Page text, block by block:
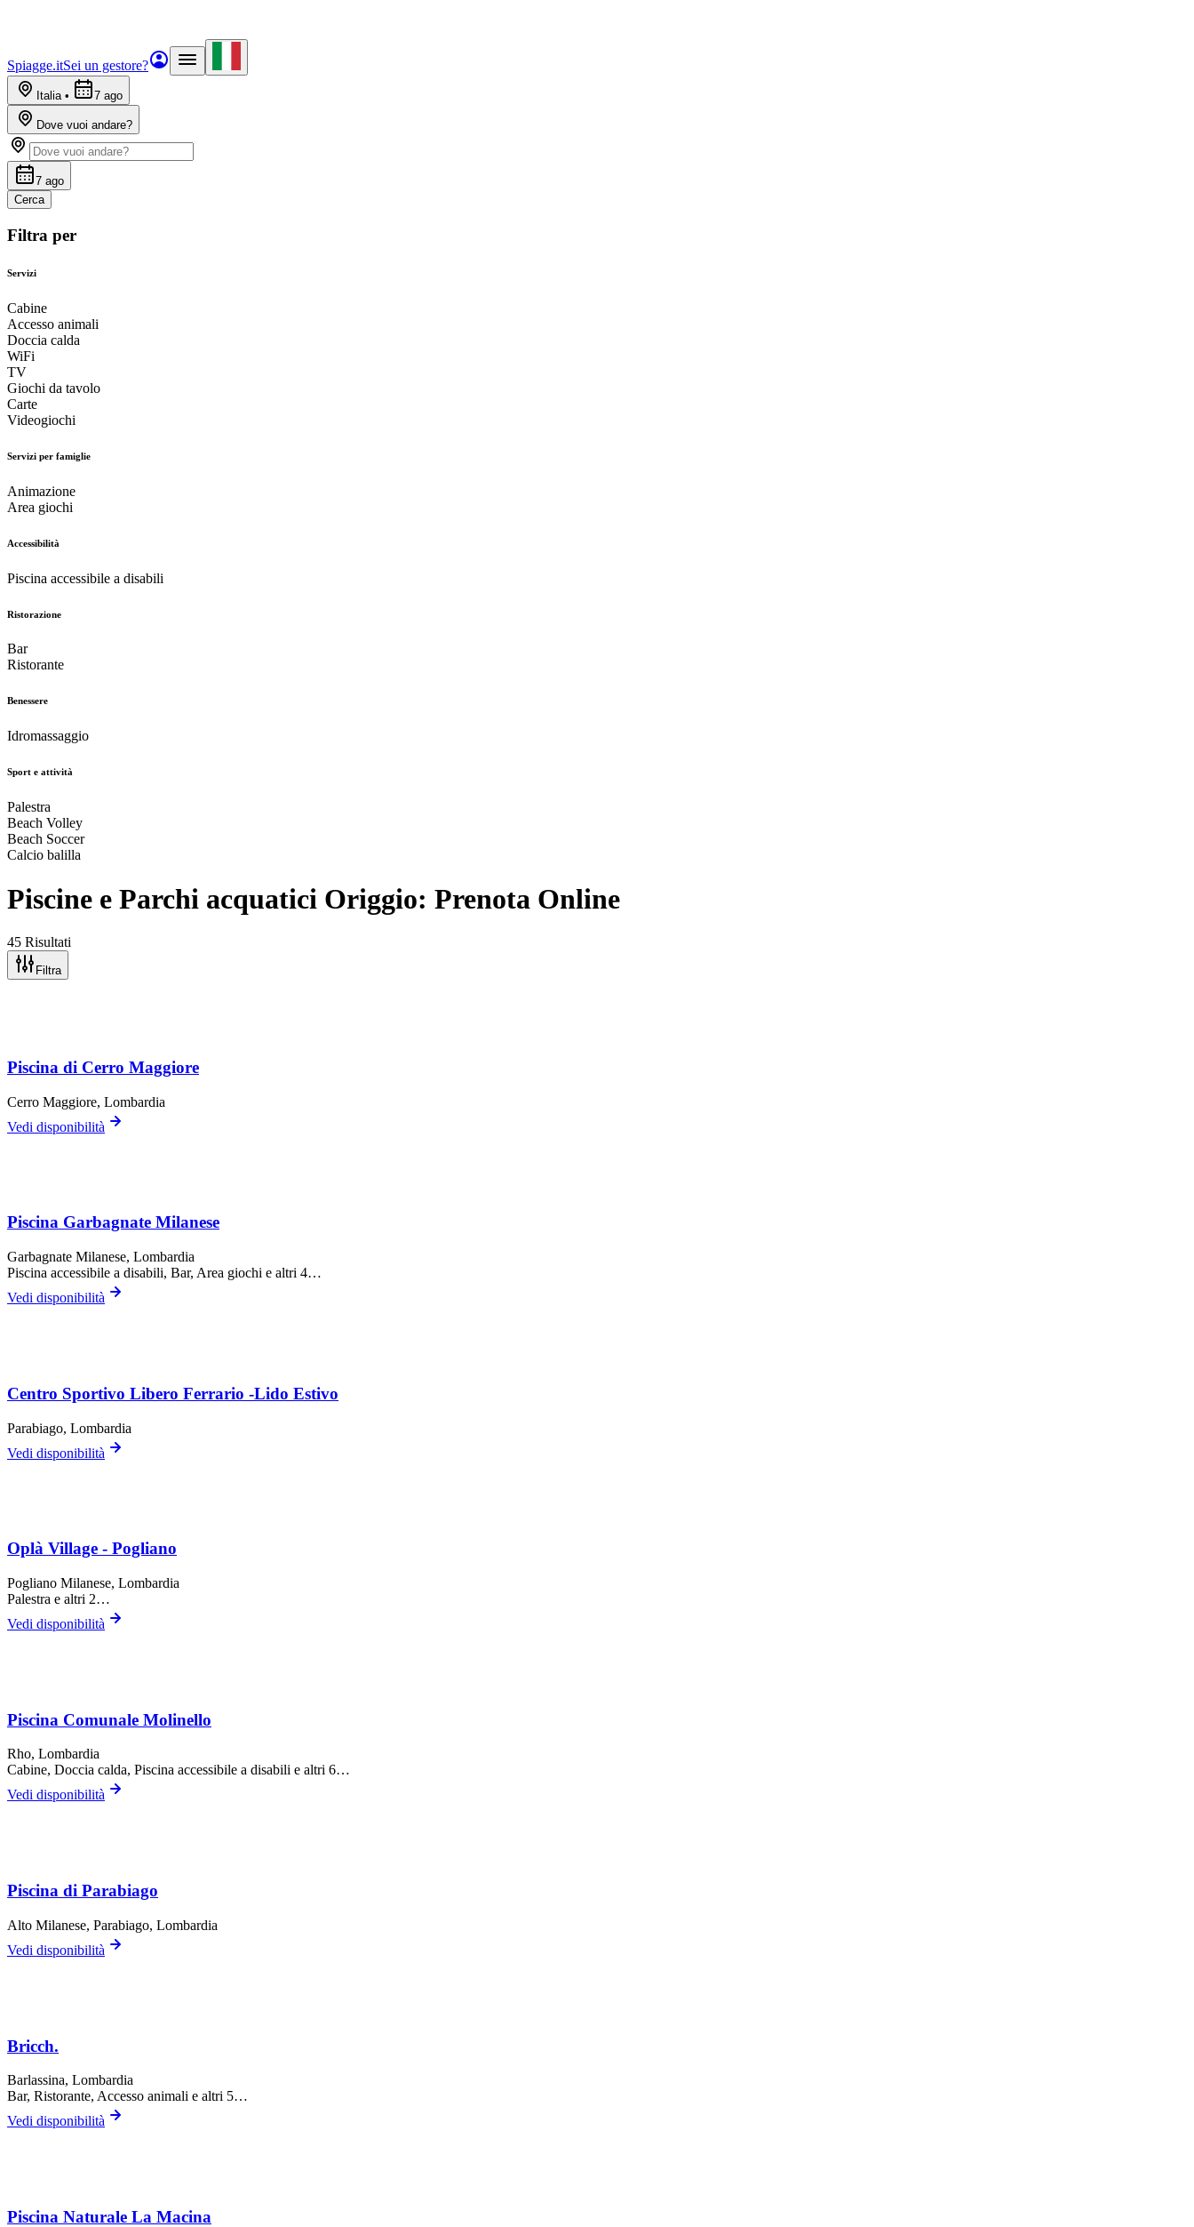
Spiagge.itSei un gestore?
Italia• 7 ago
Dove vuoi andare?
7 ago
Cerca
Filtra per
Servizi
Cabine
Accesso animali
Doccia calda
WiFi
TV
Giochi da tavolo
Carte
Videogiochi
Servizi per famiglie
Animazione
Area giochi
Accessibilità
Piscina accessibile a disabili
Ristorazione
Bar
Ristorante
Benessere
Idromassaggio
Sport e attività
Palestra
Beach Volley
Beach Soccer
Calcio balilla
Piscine e Parchi acquatici Origgio: Prenota Online
45 Risultati
Filtra
Piscina di Cerro Maggiore
Cerro Maggiore, Lombardia
Vedi disponibilità
Piscina Garbagnate Milanese
Garbagnate Milanese, Lombardia
Piscina accessibile a disabili, Bar, Area giochi e altri 4…
Vedi disponibilità
Centro Sportivo Libero Ferrario -Lido Estivo
Parabiago, Lombardia
Vedi disponibilità
Oplà Village - Pogliano
Pogliano Milanese, Lombardia
Palestra e altri 2…
Vedi disponibilità
Piscina Comunale Molinello
Rho, Lombardia
Cabine, Doccia calda, Piscina accessibile a disabili e altri 6…
Vedi disponibilità
Piscina di Parabiago
Alto Milanese, Parabiago, Lombardia
Vedi disponibilità
Bricch.
Barlassina, Lombardia
Bar, Ristorante, Accesso animali e altri 5…
Vedi disponibilità
Piscina Naturale La Macina